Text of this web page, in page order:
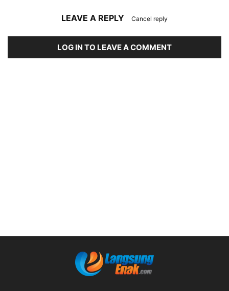
LEAVE A REPLY Cancel reply
LOG IN TO LEAVE A COMMENT